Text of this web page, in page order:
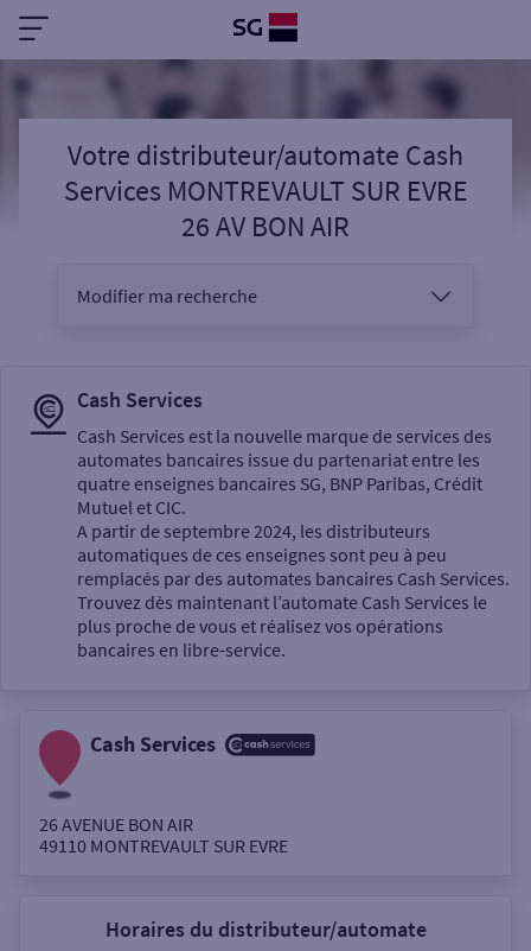
Votre distributeur/automate Cash
Services MONTREVAULT SUR EVRE
26 AV BON AIR
Modifier ma recherche
Sélectionnez votre recherche
Un service
Autour de moi
Cash Services
Cash Services est la nouvelle marque de services des
automates bancaires issue du partenariat entre les
quatre enseignes bancaires SG, BNP Paribas, Crédit
Mutuel et CIC.
A partir de septembre 2024, les distributeurs
automatiques de ces enseignes sont peu à peu
remplacés par des automates bancaires Cash Services.
Trouvez dès maintenant l’automate Cash Services le
plus proche de vous et réalisez vos opérations
bancaires en libre-service.
Cash Services
26 AVENUE BON AIR
49110 MONTREVAULT SUR EVRE
Horaires du distributeur/automate